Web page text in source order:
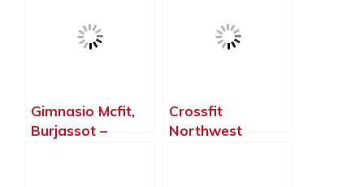
Gimnasio Mcfit,
Burjassot –
Crossfit
Northwest